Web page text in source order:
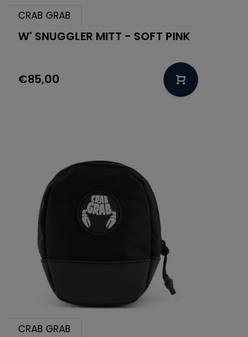
CRAB GRAB
W' SNUGGLER MITT - SOFT PINK
€85,00
CRAB GRAB